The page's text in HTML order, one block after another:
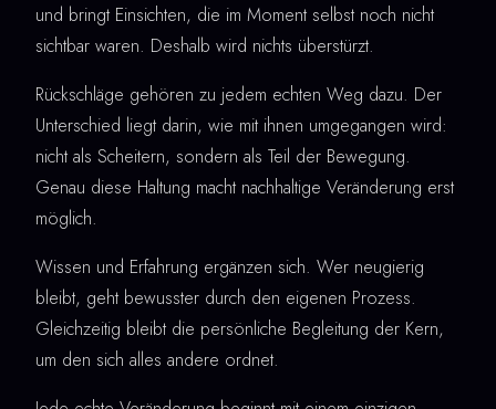
und bringt Einsichten, die im Moment selbst noch nicht
sichtbar waren. Deshalb wird nichts überstürzt.
Rückschläge gehören zu jedem echten Weg dazu. Der
Unterschied liegt darin, wie mit ihnen umgegangen wird:
nicht als Scheitern, sondern als Teil der Bewegung.
Genau diese Haltung macht nachhaltige Veränderung erst
möglich.
Wissen und Erfahrung ergänzen sich. Wer neugierig
bleibt, geht bewusster durch den eigenen Prozess.
Gleichzeitig bleibt die persönliche Begleitung der Kern,
um den sich alles andere ordnet.